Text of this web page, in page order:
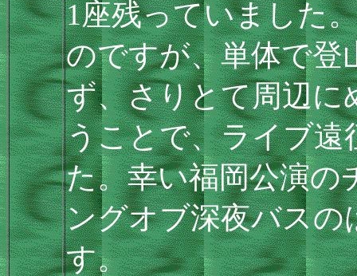
1座残っていました
のですが、単体で登
ず、さりとて周辺に
うことで、ライブ
た。幸い福岡公演の
ングオブ深夜バスの
す。